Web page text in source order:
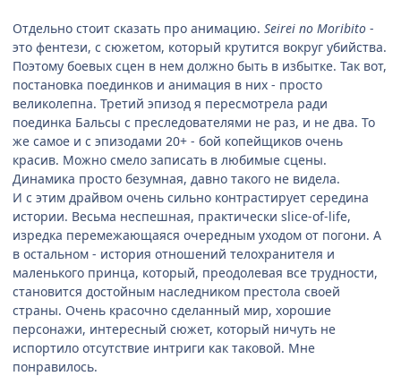
Отдельно стоит сказать про анимацию. Seirei no Moribito -
это фентези, с сюжетом, который крутится вокруг убийства.
Поэтому боевых сцен в нем должно быть в избытке. Так вот,
постановка поединков и анимация в них - просто
великолепна. Третий эпизод я пересмотрела ради
поединка Бальсы с преследователями не раз, и не два. То
же самое и с эпизодами 20+ - бой копейщиков очень
красив. Можно смело записать в любимые сцены.
Динамика просто безумная, давно такого не видела.
И с этим драйвом очень сильно контрастирует середина
истории. Весьма неспешная, практически slice-of-life,
изредка перемежающаяся очередным уходом от погони. А
в остальном - история отношений телохранителя и
маленького принца, который, преодолевая все трудности,
становится достойным наследником престола своей
страны. Очень красочно сделанный мир, хорошие
персонажи, интересный сюжет, который ничуть не
испортило отсутствие интриги как таковой. Мне
понравилось.